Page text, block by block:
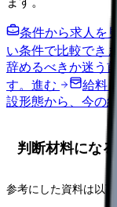
条件から求人を見
い条件で比較できま
辞めるべきか迷う
す。 進む 給料
設形態から、今の
判断材料になる
参考にした資料は以下